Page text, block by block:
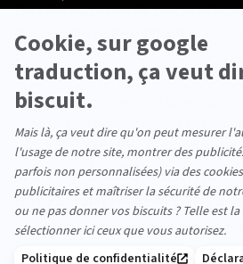
Un tableau créé de toute pièce
gagné une compétition
et
polémique. Et ce n’est pas la
difficile d’aborder le sujet tant il
LA RÉDACTION VOUS CONSEILLE
“Je suis un mal aimé…” : les
l’encontre des RH
L’IA va-t-elle
disparaître certains
OUI - Le turfu, c’est
Pour Arnault Chatel, la réponse